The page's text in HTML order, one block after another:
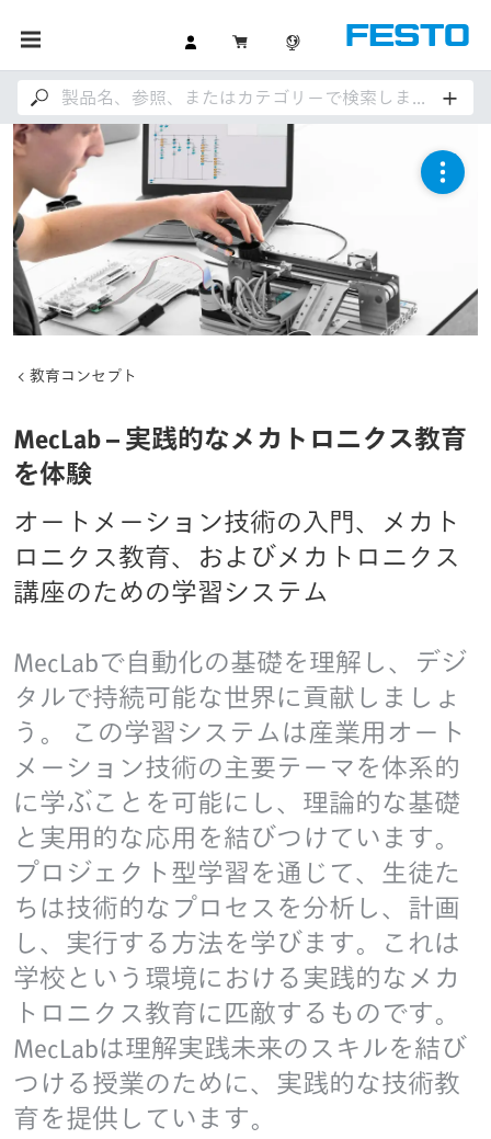
教育コンセプト
MecLab – 実践的なメカトロニクス教育
を体験
オートメーション技術の入門、メカト
ロニクス教育、およびメカトロニクス
講座のための学習システム
MecLabで自動化の基礎を理解し、デジ
タルで持続可能な世界に貢献しましょ
う。 この学習システムは産業用オート
メーション技術の主要テーマを体系的
に学ぶことを可能にし、理論的な基礎
と実用的な応用を結びつけています。
プロジェクト型学習を通じて、生徒た
ちは技術的なプロセスを分析し、計画
し、実行する方法を学びます。これは
学校という環境における実践的なメカ
トロニクス教育に匹敵するものです。
MecLabは理解実践未来のスキルを結び
つける授業のために、実践的な技術教
育を提供しています。